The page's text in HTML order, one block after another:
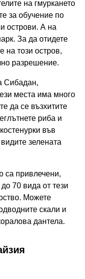
на гмуркането
за обучение по
острови. А на
За да отидете
на този остров,
разрешение.
Сибадан,
места има много
да се възхитите
риба и
във
зелената
са привлечени,
70 вида от тези
Можете
скали и
дантела.